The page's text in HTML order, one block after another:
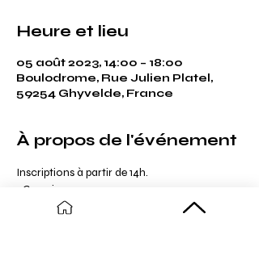
Heure et lieu
05 août 2023, 14:00 – 18:00
Boulodrome, Rue Julien Platel,
59254 Ghyvelde, France
À propos de l'événement
Inscriptions à partir de 14h.
5€ par joueur
Jet du But à 15h